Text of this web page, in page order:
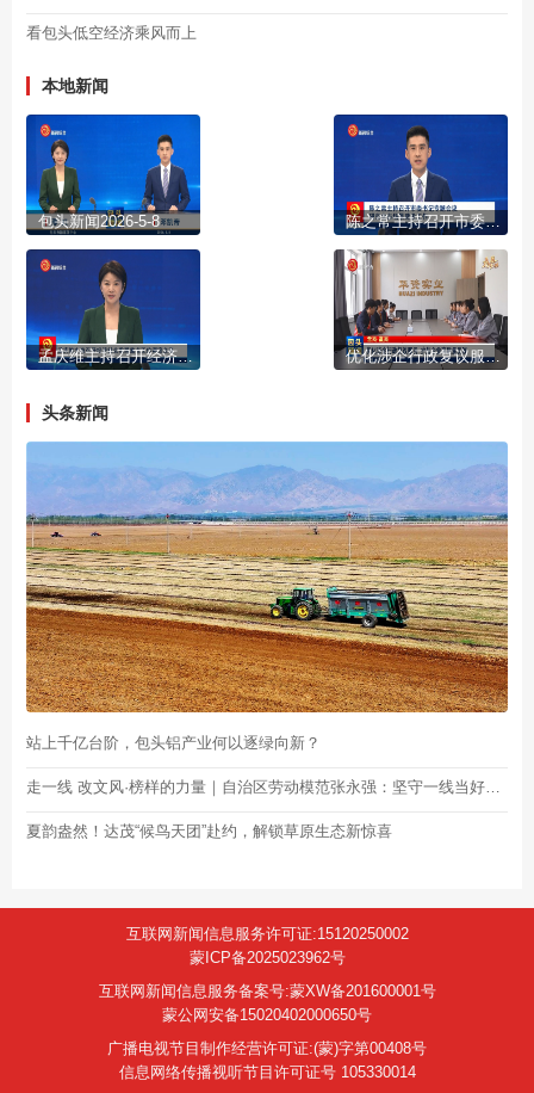
看包头低空经济乘风而上
本地新闻
包头新闻2026-5-8 陈之常主持召开市委书记专题会议 研究全市场景建设工作
孟庆维主持召开经济社会发展重点工作调度会议 优化涉企行政复议服务 护航企业高质量发展
头条新闻
站上千亿台阶，包头铝产业何以逐绿向新？
夏韵盎然！达茂“候鸟天团”赴约，解锁草原生态新惊喜
互联网新闻信息服务许可证:15120250002
蒙ICP备2025023962号
互联网新闻信息服务备案号:蒙XW备201600001号
蒙公网安备15020402000650号
广播电视节目制作经营许可证:(蒙)字第00408号
信息网络传播视听节目许可证号 105330014